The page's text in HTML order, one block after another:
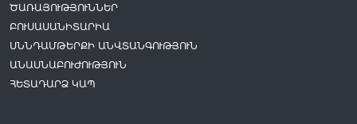
ԾԱՌԱՅՈՒԹՅՈՒՆՆԵՐ
ԲՈՒՍԱՍԱՆԻՏԱՐԻԱ
ՍՆՆԴԱՄԹԵՐՔԻ ԱՆՎՏԱՆԳՈՒԹՅՈՒՆ
ԱՆԱՍՆԱԲՈՒԺՈՒԹՅՈՒՆ
ՀԵՏԱԴԱՐՁ ԿԱՊ